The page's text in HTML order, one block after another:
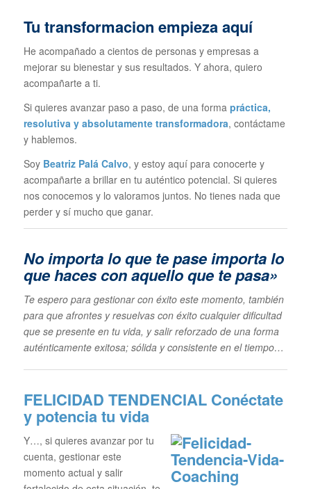
Tu transformacion empieza aquí
He acompañado a cientos de personas y empresas a
mejorar su bienestar y sus resultados. Y ahora, quiero
acompañarte a ti.
Si quieres avanzar paso a paso, de una forma práctica,
resolutiva y absolutamente transformadora, contáctame
y hablemos.
Soy Beatriz Palá Calvo, y estoy aquí para conocerte y
acompañarte a brillar en tu auténtico potencial. Si quieres
nos conocemos y lo valoramos juntos. No tienes nada que
perder y sí mucho que ganar.
No importa lo que te pase importa lo
que haces con aquello que te pasa»
Te espero para gestionar con éxito este momento, también
para que afrontes y resuelvas con éxito cualquier dificultad
que se presente en tu vida, y salir reforzado de una forma
auténticamente exitosa; sólida y consistente en el tiempo…
FELICIDAD TENDENCIAL Conéctate
y potencia tu vida
Y…, si quieres avanzar por tu
cuenta, gestionar este
momento actual y salir